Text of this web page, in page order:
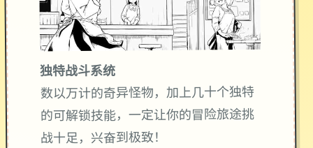
独特战斗系统
数以万计的奇异怪物，加上几十个独特
的可解锁技能，一定让你的冒险旅途挑
战十足，兴奋到极致！